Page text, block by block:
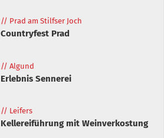
// Prad am Stilfser Joch
Countryfest Prad
// Algund
Erlebnis Sennerei
// Leifers
Kellereiführung mit Weinverkostung